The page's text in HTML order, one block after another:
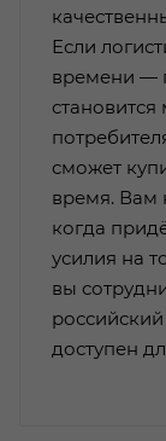
Если
времени —
сможет
время. Вам
когда
усилия на
вы
доступен